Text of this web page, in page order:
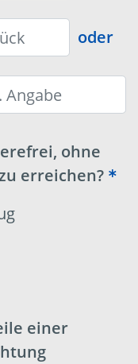
oder
ohne
erreichen?
einer